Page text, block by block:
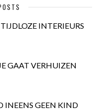
INTERIEURS
GAAT VERHUIZEN
INEENS GEEN KIND